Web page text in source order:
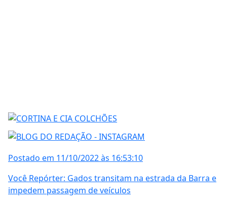
Postado em 11/10/2022 às 16:53:10
Você Repórter: Gados transitam na estrada da Barra e
impedem passagem de veículos